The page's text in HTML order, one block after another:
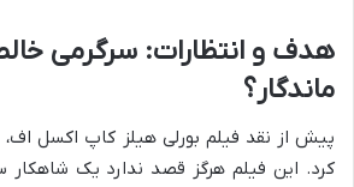
هدف و انتظارات: سرگرمی
ماندگار؟
پیش از نقد فیلم بورلی هیلز کاپ اکسل اف،
کرد. این فیلم هرگز قصد ندارد یک شاهکار